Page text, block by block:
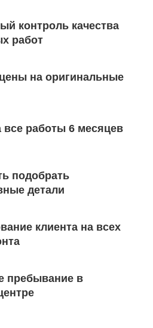
контроль качества
работ
на оригинальные
все работы 6 месяцев
подобрать
детали
клиента на всех
пребывание в